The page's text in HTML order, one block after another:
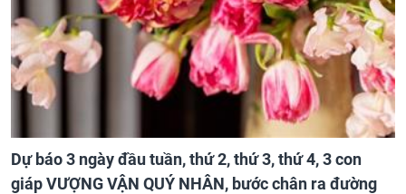
Dự báo 3 ngày đầu tuần, thứ 2, thứ 3, thứ 4, 3 con
giáp VƯỢNG VẬN QUÝ NHÂN, bước chân ra đường